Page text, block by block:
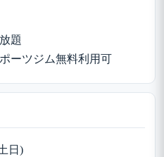
題
ーツジム無料利用可
日)